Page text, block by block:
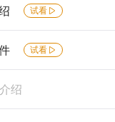
试看
试看
绍